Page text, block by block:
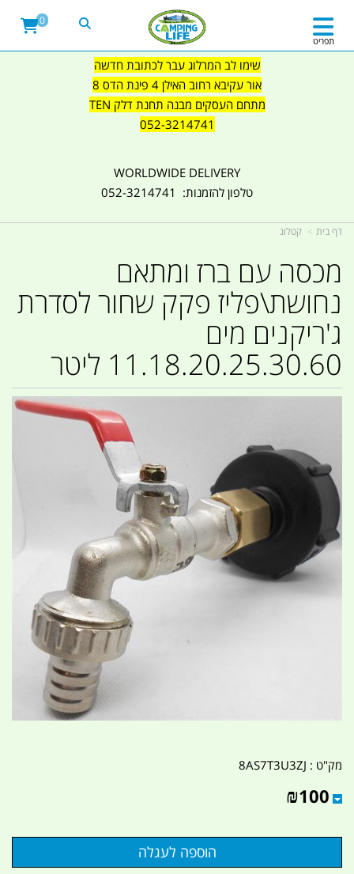
שימו לב המרלוג עבר לכתובת חדשה
אור עקיבא רחוב האילן 4 פינת הדס 8
מתחם העסקים מבנה תחנת דלק TEN
052-3214741
WORLDWIDE DELIVERY
טלפון להזמנות: 052-3214741
תפריט
0
דף בית קטלוג
מכסה עם ברז ומתאם
נחושת\פליז פקק שחור לסדרת
ג'ריקנים מים
11.18.20.25.30.60 ליטר
מק"ט : 8AS7T3U3ZJ
₪100